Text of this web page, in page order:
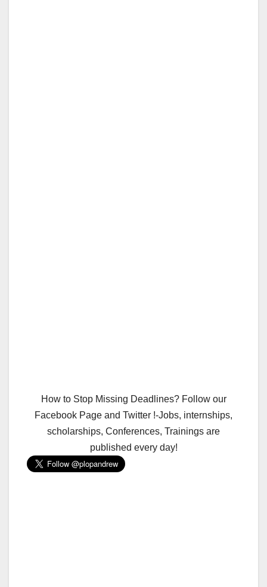
How to Stop Missing Deadlines? Follow our
Facebook Page and Twitter !-Jobs, internships,
scholarships, Conferences, Trainings are
published every day!